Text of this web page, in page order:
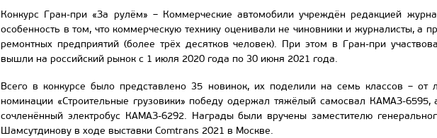
Конкурс Гран-при «За рулём» – Коммерческие автомобили учреждён редакцией
особенность в том, что коммерческую технику оценивали не чиновники и журналисты, а
ремонтных предприятий (более трёх десятков человек). При этом в Гран-при
вышли на российский рынок с 1 июля 2020 года по 30 июня 2021 года.
Всего в конкурсе было представлено 35 новинок, их поделили на семь классов – от
номинации «Строительные грузовики» победу одержал тяжёлый самосвал КАМАЗ-
сочленённый электробус КАМАЗ-6292. Награды были вручены заместителю
Шамсутдинову в ходе выставки Comtrans 2021 в Москве.